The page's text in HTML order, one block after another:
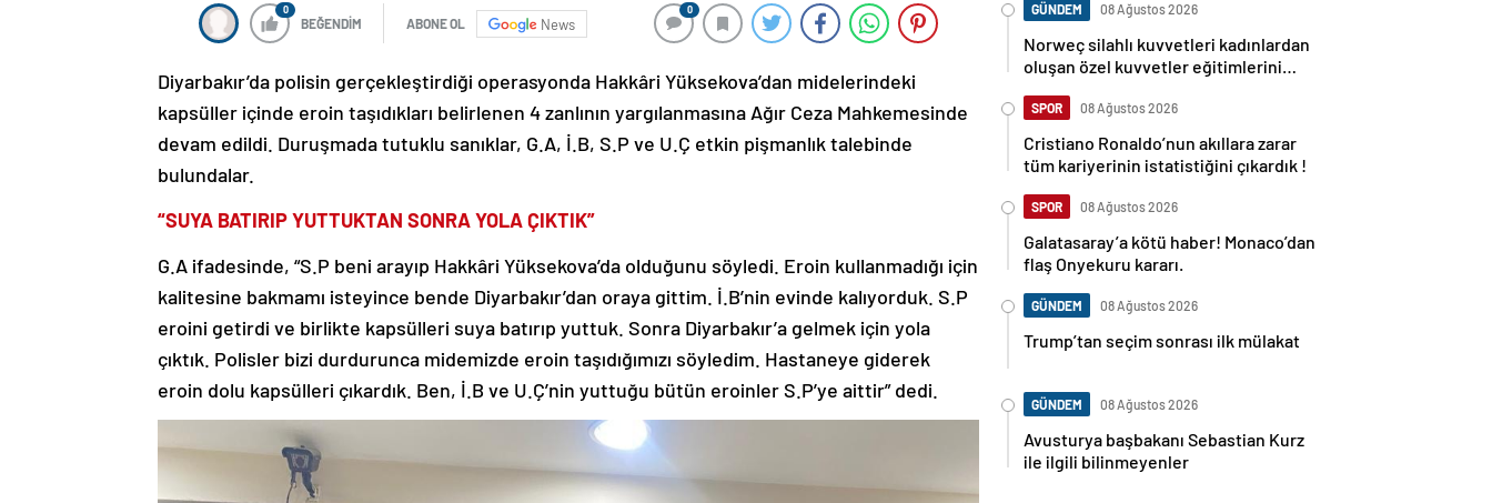
0
BEĞENDİM ABONE OL News
0
Diyarbakır’da polisin gerçekleştirdiği operasyonda Hakkâri Yüksekova’dan midelerindeki
kapsüller içinde eroin taşıdıkları belirlenen 4 zanlının yargılanmasına Ağır Ceza Mahkemesinde
devam edildi. Duruşmada tutuklu sanıklar, G.A, İ.B, S.P ve U.Ç etkin pişmanlık talebinde
bulundalar.
“SUYA BATIRIP YUTTUKTAN SONRA YOLA ÇIKTIK”
G.A ifadesinde, “S.P beni arayıp Hakkâri Yüksekova’da olduğunu söyledi. Eroin kullanmadığı için
kalitesine bakmamı isteyince bende Diyarbakır’dan oraya gittim. İ.B’nin evinde kalıyorduk. S.P
eroini getirdi ve birlikte kapsülleri suya batırıp yuttuk. Sonra Diyarbakır’a gelmek için yola
çıktık. Polisler bizi durdurunca midemizde eroin taşıdığımızı söyledim. Hastaneye giderek
eroin dolu kapsülleri çıkardık. Ben, İ.B ve U.Ç’nin yuttuğu bütün eroinler S.P’ye aittir” dedi.
GÜNDEM 08 Ağustos 2026
Norweç silahlı kuvvetleri kadınlardan
oluşan özel kuvvetler eğitimlerini
SPOR 08 Ağustos 2026
Cristiano Ronaldo’nun akıllara zarar
tüm kariyerinin istatistiğini çıkardık !
SPOR 08 Ağustos 2026
Galatasaray’a kötü haber! Monaco’dan
flaş Onyekuru kararı.
GÜNDEM 08 Ağustos 2026
Trump’tan seçim sonrası ilk mülakat
GÜNDEM 08 Ağustos 2026
Avusturya başbakanı Sebastian Kurz
ile ilgili bilinmeyenler